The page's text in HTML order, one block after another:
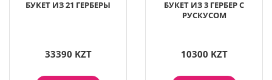
БУКЕТ ИЗ 21 ГЕРБЕРЫ
33390 KZT
БУКЕТ ИЗ 3 ГЕРБЕР С
РУСКУСОМ
10300 KZT